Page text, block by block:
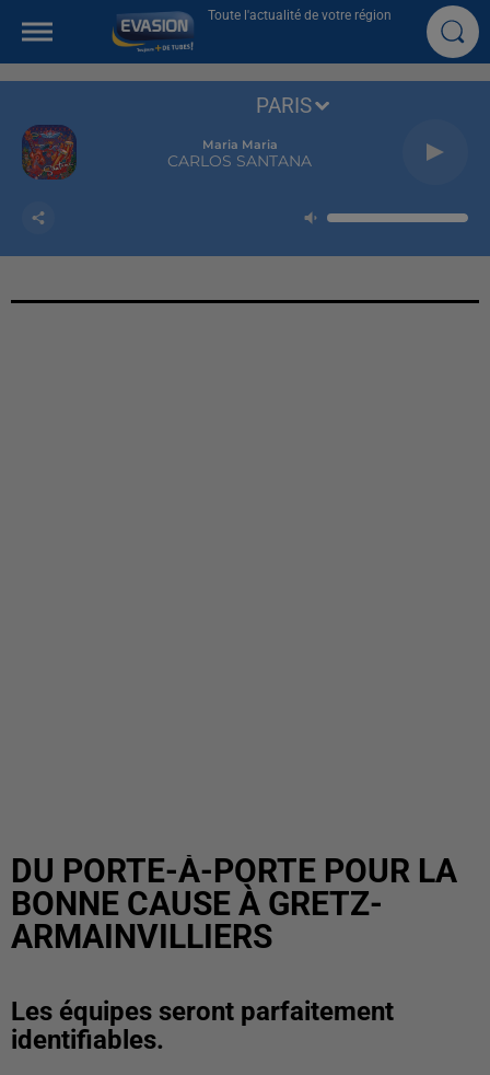
Toute l'actualité de votre région
Maria Maria
CARLOS SANTANA
PARIS
DU PORTE-À-PORTE POUR LA
BONNE CAUSE À GRETZ-
ARMAINVILLIERS
Les équipes seront parfaitement
identifiables.